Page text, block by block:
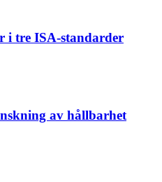
i tre ISA-standarder
av hållbarhet